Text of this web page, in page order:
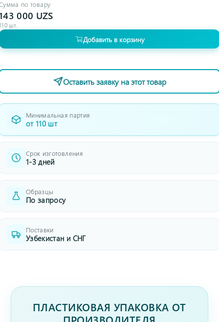
по товару
000 UZS
шт.
Добавить в корзину
Оставить заявку на этот товар
Минимальная партия
от 110 шт
Срок изготовления
1-3 дней
Образцы
По запросу
Поставки
Узбекистан и СНГ
ПЛАСТИКОВАЯ УПАКОВКА ОТ